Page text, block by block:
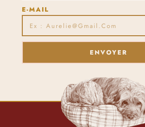
E-MAIL
ENVOYER